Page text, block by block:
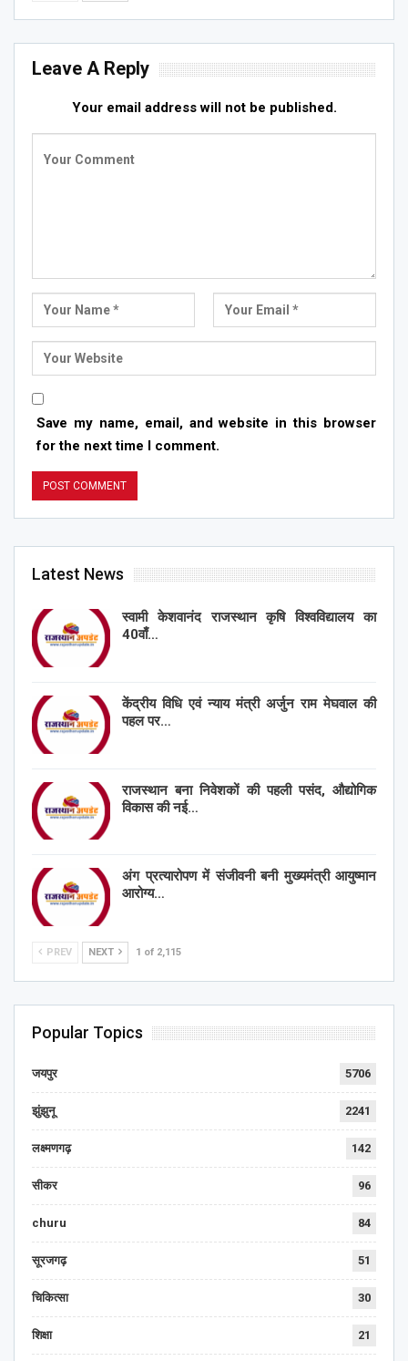
Leave A Reply
Your email address will not be published.
Save my name, email, and website in this browser
for the next time I comment.
Latest News
स्वामी केशवानंद राजस्थान कृषि विश्वविद्यालय का
40वाँ…
केंद्रीय विधि एवं न्याय मंत्री अर्जुन राम मेघवाल की
पहल पर…
राजस्थान बना निवेशकों की पहली पसंद, औद्योगिक
विकास की नई…
अंग प्रत्यारोपण में संजीवनी बनी मुख्यमंत्री आयुष्मान
आरोग्य…
PREV NEXT 1 of 2,115
Popular Topics
जयपुर 5706
झुंझुनू 2241
लक्ष्मणगढ़ 142
सीकर 96
churu 84
सूरजगढ़ 51
चिकित्सा 30
शिक्षा 21